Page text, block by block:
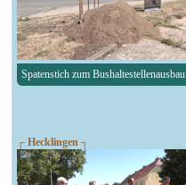
Spatenstich zum Bushaltestellenausbau
┌ Hecklingen ┐